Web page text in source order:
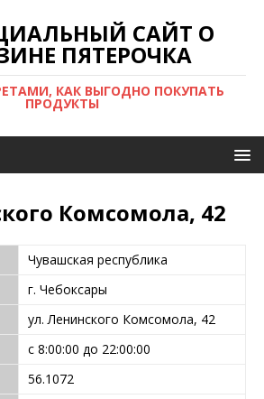
САЙТ О
ПЯТЕРОЧКА
КАК ВЫГОДНО ПОКУПАТЬ
ПРОДУКТЫ
Комсомола, 42
Чувашская республика
г. Чебоксары
ул. Ленинского Комсомола, 42
с 8:00:00 до 22:00:00
56.1072